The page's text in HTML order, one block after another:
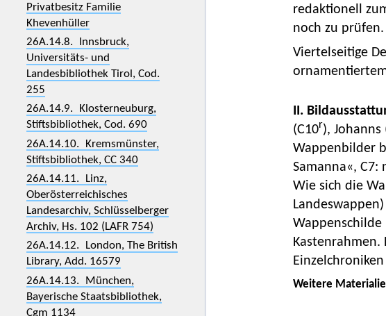
Privatbesitz Familie
Khevenhüller
26A.14.8. Innsbruck,
Universitäts- und
Landesbibliothek Tirol, Cod.
255
26A.14.9. Klosterneuburg,
Stiftsbibliothek, Cod. 690
26A.14.10. Kremsmünster,
Stiftsbibliothek, CC 340
26A.14.11. Linz,
Oberösterreichisches
Landesarchiv, Schlüsselberger
Archiv, Hs. 102 (LAFR 754)
26A.14.12. London, The British
Library, Add. 16579
26A.14.13. München,
Bayerische Staatsbibliothek,
Cgm 1134
redaktionell
noch zu prüfen.
Viertelseitige
II.
(C10r), Johanns
Wappenbilder
Samanna«,
Wie sich die
Kastenrahmen.
Weitere